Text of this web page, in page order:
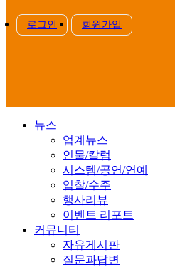
로그인 회원가입
뉴스
업계뉴스
인물/칼럼
시스템/공연/연예
입찰/수주
행사리뷰
이벤트 리포트
커뮤니티
자유게시판
질문과답변